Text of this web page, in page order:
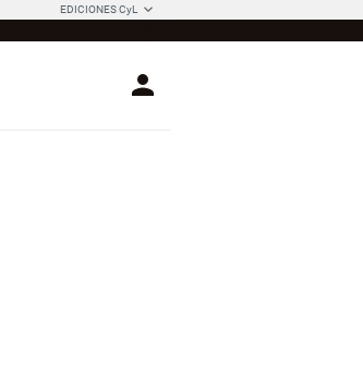
EDICIONES CyL
Login